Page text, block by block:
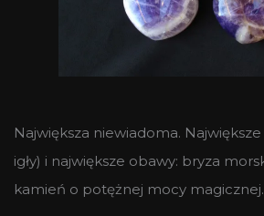
Największa niewiadoma.
igły) i największe obawy: bryza
kamień o potężnej mocy